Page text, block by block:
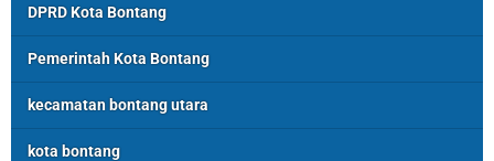
DPRD Kota Bontang
Pemerintah Kota Bontang
kecamatan bontang utara
kota bontang